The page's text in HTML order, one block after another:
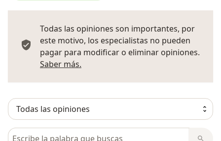
Todas las opiniones son importantes, por
este motivo, los especialistas no pueden
pagar para modificar o eliminar opiniones.
Saber más.
Busca en opiniones